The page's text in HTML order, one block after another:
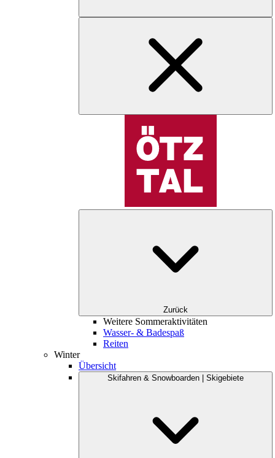
Zurück
Weitere Sommeraktivitäten
Wasser- & Badespaß
Reiten
Winter
Übersicht
Skifahren & Snowboarden | Skigebiete